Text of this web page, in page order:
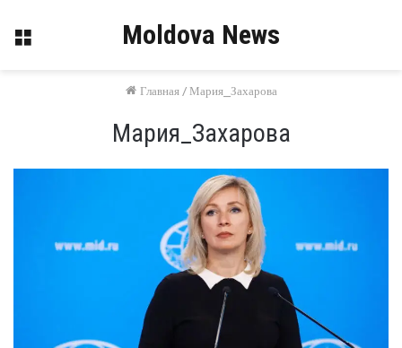
Меню Moldova News
Главная / Мария_Захарова
Мария_Захарова